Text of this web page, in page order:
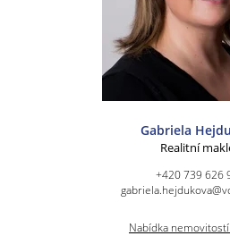
Gabriela
Realitní
+420 739 626
Nabídka